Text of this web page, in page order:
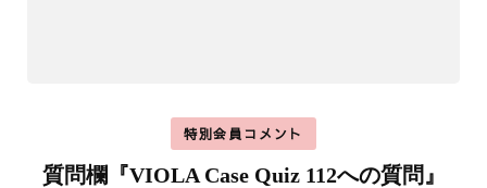
特別会員コメント
質問欄『VIOLA Case Quiz 112への質問』